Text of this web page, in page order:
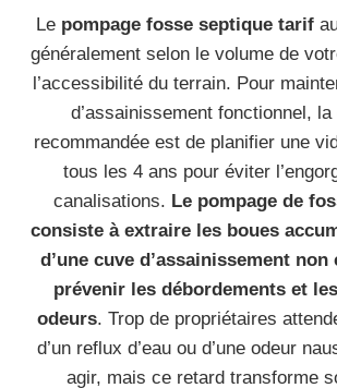
Le pompage fosse septique tarif
généralement selon le volume de
l’accessibilité du terrain. Pour
d’assainissement fonctionnel,
recommandée est de planifier une
tous les 4 ans pour éviter
canalisations. Le pompage de
consiste à extraire les boues
d’une cuve d’assainissement
prévenir les débordements et
odeurs. Trop de propriétaires
d’un reflux d’eau ou d’une odeur
agir, mais ce retard transforme